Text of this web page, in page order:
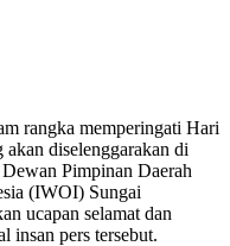
rangka memperingati Hari
diselenggarakan di
Pimpinan Daerah
(IWOI) Sungai
ucapan selamat dan
insan pers tersebut.